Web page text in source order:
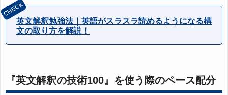
英文解釈勉強法｜英語がスラスラ読めるようになる構
文の取り方を解説！
『英文解釈の技術100』を使う際のペース配分